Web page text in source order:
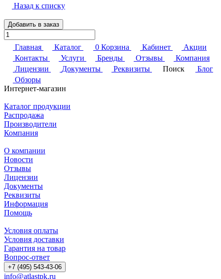
Назад к списку
Добавить в заказ
Главная Каталог 0 Корзина Кабинет
Акции
Контакты
Услуги Бренды Отзывы
Компания
Лицензии
Документы Реквизиты Поиск
Блог
Обзоры
Интернет-магазин
Каталог продукции
Распродажа
Производители
Компания
О компании
Новости
Отзывы
Лицензии
Документы
Реквизиты
Информация
Помощь
Условия оплаты
Условия доставки
Гарантия на товар
Вопрос-ответ
+7 (495) 543-43-06
info@atlastpk.ru